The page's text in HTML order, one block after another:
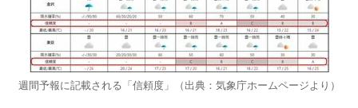
週間予報に記載される「信頼度」（出典：気象庁ホームページより）